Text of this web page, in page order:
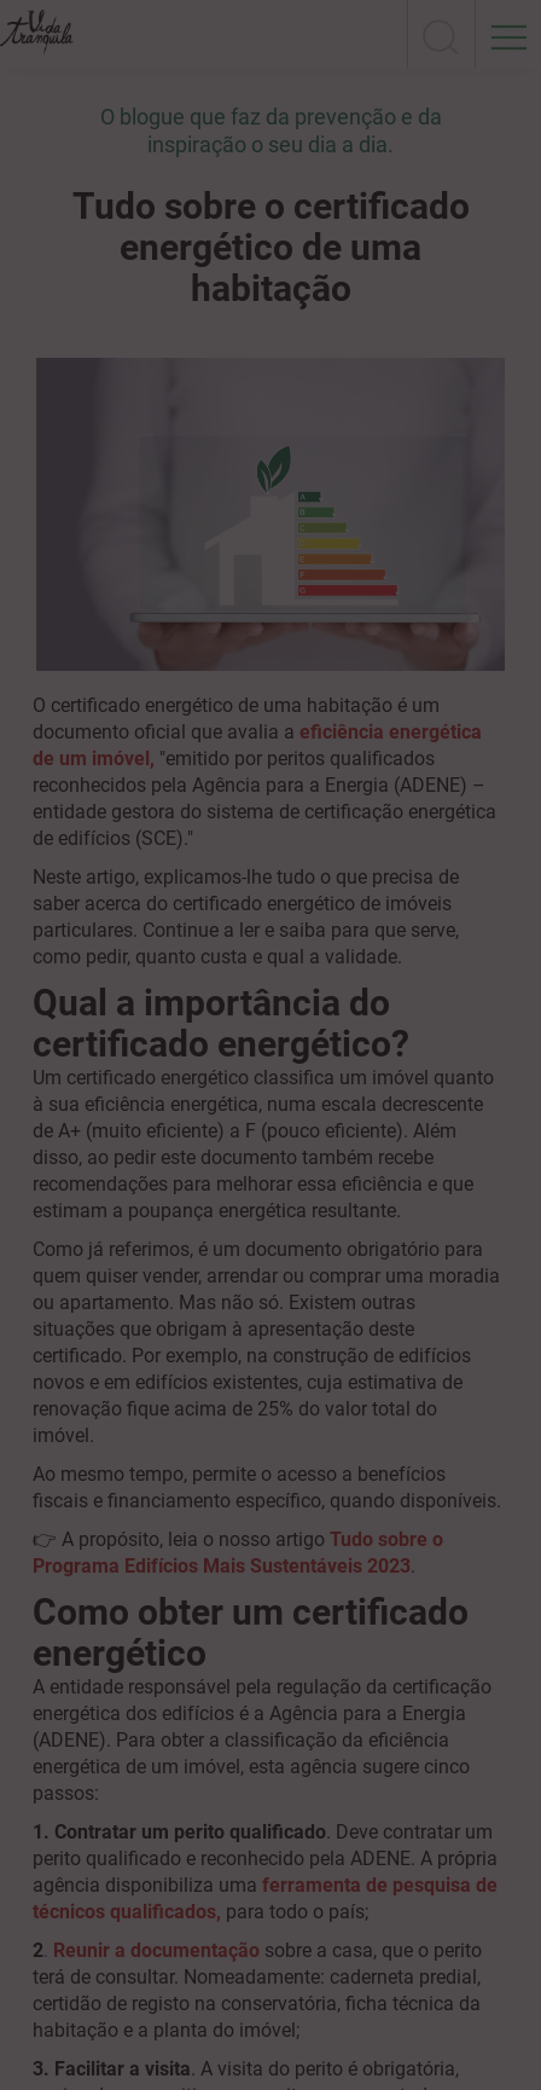
O blogue que faz da prevenção e da
inspiração o seu dia a dia.
Tudo sobre o certificado
energético de uma
habitação
O certificado energético de uma habitação é um
documento oficial que avalia a eficiência energética
de um imóvel , "emitido por peritos qualificados
reconhecidos pela Agência para a Energia (ADENE) –
entidade gestora do sistema de certificação energética
de edifícios (SCE)."
Neste artigo, explicamos-lhe tudo o que precisa de
saber acerca do certificado energético de imóveis
particulares. Continue a ler e saiba para que serve,
como pedir, quanto custa e qual a validade.
Qual a importância do
certificado energético?
Um certificado energético classifica um imóvel quanto
à sua eficiência energética, numa escala decrescente
de A+ (muito eficiente) a F (pouco eficiente). Além
disso, ao pedir este documento também recebe
recomendações para melhorar essa eficiência e que
estimam a poupança energética resultante.
Como já referimos, é um documento obrigatório para
quem quiser vender, arrendar ou comprar uma moradia
ou apartamento. Mas não só. Existem outras
situações que obrigam à apresentação deste
certificado. Por exemplo, na construção de edifícios
novos e em edifícios existentes, cuja estimativa de
renovação fique acima de 25% do valor total do
imóvel.
Ao mesmo tempo, permite o acesso a benefícios
fiscais e financiamento específico, quando disponíveis.
👉 A propósito, leia o nosso artigo Tudo sobre o
Programa Edifícios Mais Sustentáveis 2023.
Como obter um certificado
energético
A entidade responsável pela regulação da certificação
energética dos edifícios é a Agência para a Energia
(ADENE). Para obter a classificação da eficiência
energética de um imóvel, esta agência sugere cinco
passos:
1. Contratar um perito qualificado. Deve contratar um
perito qualificado e reconhecido pela ADENE. A própria
agência disponibiliza uma ferramenta de pesquisa de
técnicos qualificados, para todo o país;
2. Reunir a documentação sobre a casa, que o perito
terá de consultar. Nomeadamente: caderneta predial,
certidão de registo na conservatória, ficha técnica da
habitação e a planta do imóvel;
3. Facilitar a visita. A visita do perito é obrigatória,